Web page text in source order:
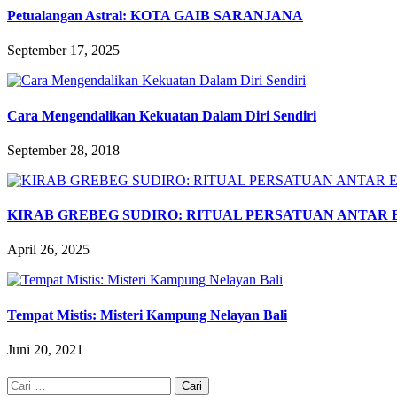
Petualangan Astral: KOTA GAIB SARANJANA
September 17, 2025
Cara Mengendalikan Kekuatan Dalam Diri Sendiri
September 28, 2018
KIRAB GREBEG SUDIRO: RITUAL PERSATUAN ANTAR
April 26, 2025
Tempat Mistis: Misteri Kampung Nelayan Bali
Juni 20, 2021
Cari